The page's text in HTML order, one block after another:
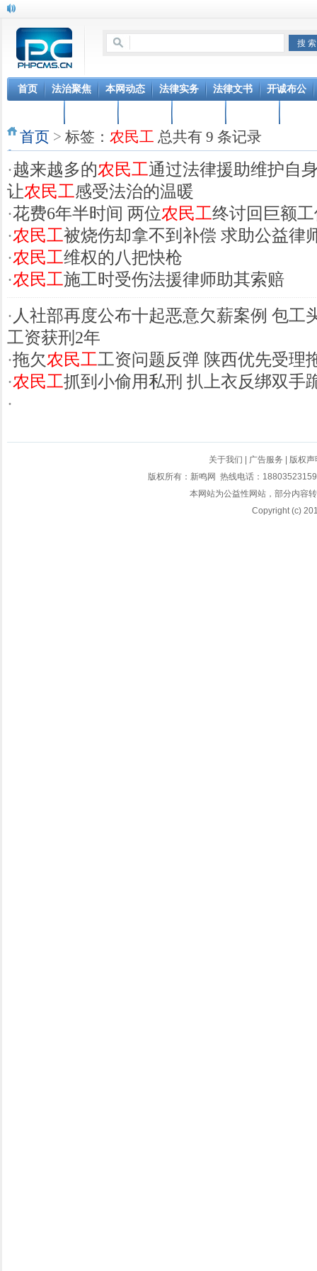
首页 法治聚焦 本网动态 法律实务 法律文书 开诚布公
首页 > 标签： 农民工 总共有 9 条记录
·越来越多的农民工通过法律援助维护自
让农民工感受法治的温暖
·花费6年半时间 两位农民工终讨回巨额
·农民工被烧伤却拿不到补偿 求助公益律
·农民工维权的八把快枪
·农民工施工时受伤法援律师助其索赔
· 人社部再度公布十起恶意欠薪案例 包工
工资获刑2年
·拖欠农民工工资问题反弹 陕西优先受理
·农民工抓到小偷用私刑 扒上衣反绑双手
·
关于我们 广告服务
版权声
版权所有：新鸣网 热线电话：
本网站为公益性网站，部分内容
Copyright (c)